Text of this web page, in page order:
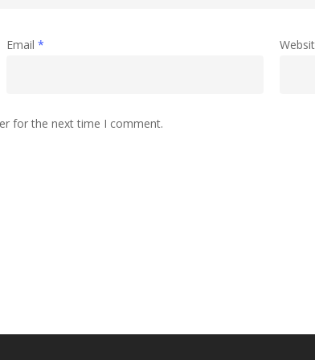
Email *
for the next time I comment.